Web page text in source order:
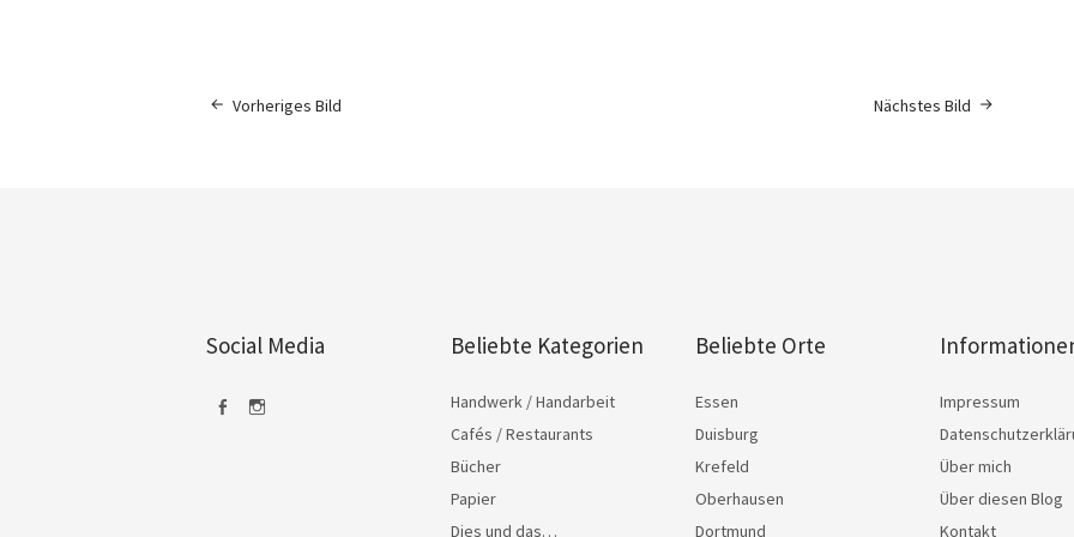
Nächstes Bild
Vorheriges Bild
Social Media Beliebte Kategorien
Handwerk / Handarbeit
Cafés / Restaurants
Bücher
Papier
Dies und das…
Beliebte Orte
Essen
Duisburg
Krefeld
Oberhausen
Dortmund
Impressum
Über mich
Über diesen Blog
Kontakt